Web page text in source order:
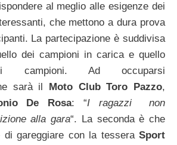
al meglio alle esigenze dei
che mettono a dura prova
La partecipazione è suddivisa
dei campioni in carica e quello
campioni. Ad occuparsi
sarà il Moto Club Toro Pazzo,
De Rosa: “I ragazzi non
alla gara“. La seconda è che
di gareggiare con la tesseraSport